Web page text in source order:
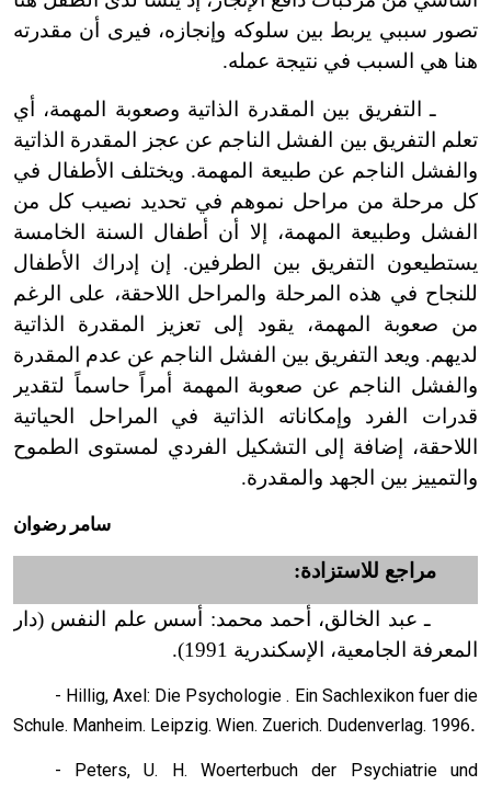
تصور سببي يربط بين سلوكه وإنجازه، فيرى أن مقدرته
هنا هي السبب في نتيجة عمله.
ـ التفريق بين المقدرة الذاتية وصعوبة المهمة، أي
تعلم التفريق بين الفشل الناجم عن عجز المقدرة الذاتية
والفشل الناجم عن طبيعة المهمة. ويختلف الأطفال في
كل مرحلة من مراحل نموهم في تحديد نصيب كل من
الفشل وطبيعة المهمة، إلا أن أطفال السنة الخامسة
يستطيعون التفريق بين الطرفين. إن إدراك الأطفال
للنجاح في هذه المرحلة والمراحل اللاحقة، على الرغم
من صعوبة المهمة، يقود إلى تعزيز المقدرة الذاتية
لديهم. ويعد التفريق بين الفشل الناجم عن عدم المقدرة
والفشل الناجم عن صعوبة المهمة أمراً حاسماً لتقدير
قدرات الفرد وإمكاناته الذاتية في المراحل الحياتية
اللاحقة، إضافة إلى التشكيل الفردي لمستوى الطموح
والتمييز بين الجهد والمقدرة.
سامر رضوان
مراجع للاستزادة:
ـ عبد الخالق، أحمد محمد: أسس علم النفس (دار
المعرفة الجامعية، الإسكندرية 1991).
- Hillig, Axel: Die Psychologie . Ein Sachlexikon fuer die
Schule. Manheim. Leipzig. Wien. Zuerich. Dudenverlag. 1996.
- Peters, U. H. Woerterbuch der Psychiatrie und